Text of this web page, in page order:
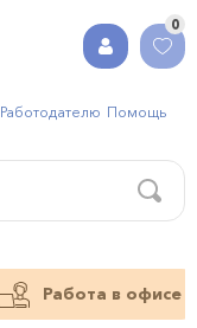
0
Работодателю Помощь
Работа в офисе